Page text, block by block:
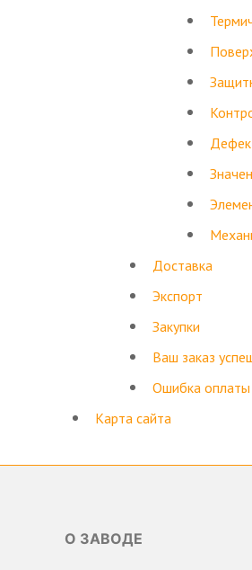
Доставка
Экспорт
Закупки
Ваш заказ
Ошибка оплаты
Карта сайта
О ЗАВОДЕ